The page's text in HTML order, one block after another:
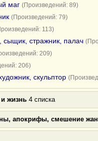
маг (Произведений: 89)
(Произведений: 79)
113)
сыщик, стражник, палач
209)
206)
скульптор
жизнь 4 списка
апокрифы, смешение